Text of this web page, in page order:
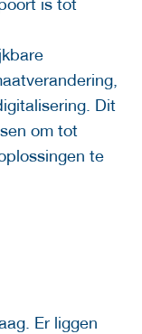
is tot
Dit
om tot
te
Er liggen